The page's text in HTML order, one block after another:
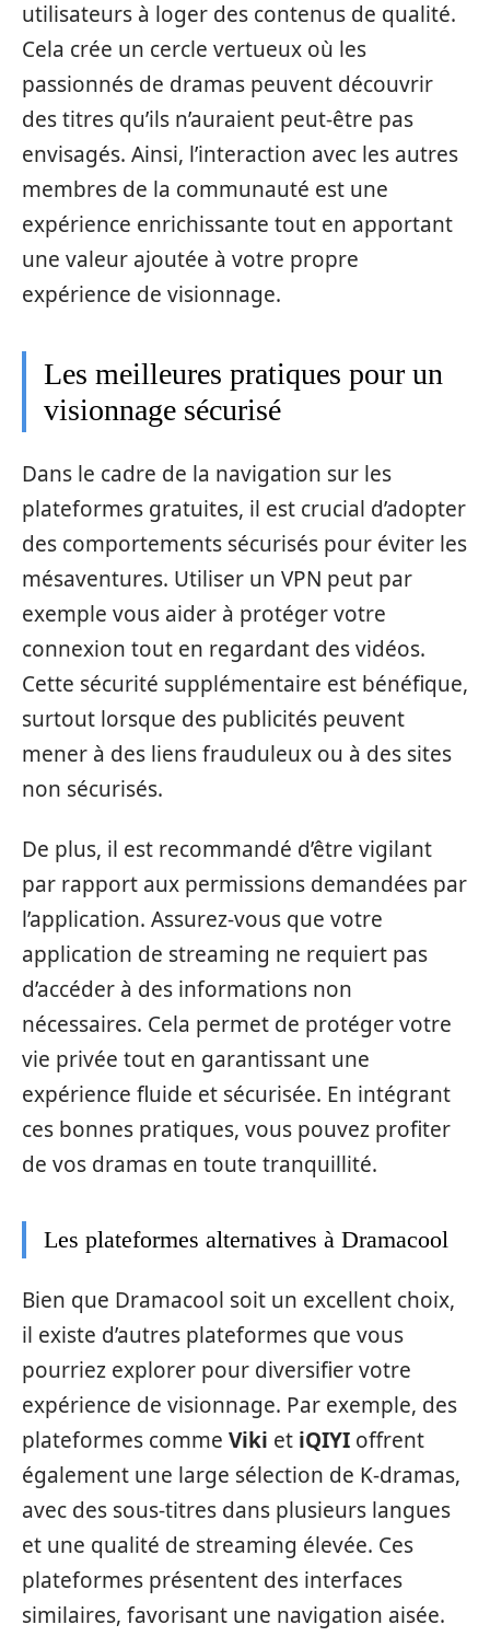
utilisateurs à loger des contenus de qualité.
Cela crée un cercle vertueux où les
passionnés de dramas peuvent découvrir
des titres qu’ils n’auraient peut-être pas
envisagés. Ainsi, l’interaction avec les autres
membres de la communauté est une
expérience enrichissante tout en apportant
une valeur ajoutée à votre propre
expérience de visionnage.
Les meilleures pratiques pour un
visionnage sécurisé
Dans le cadre de la navigation sur les
plateformes gratuites, il est crucial d’adopter
des comportements sécurisés pour éviter les
mésaventures. Utiliser un VPN peut par
exemple vous aider à protéger votre
connexion tout en regardant des vidéos.
Cette sécurité supplémentaire est bénéfique,
surtout lorsque des publicités peuvent
mener à des liens frauduleux ou à des sites
non sécurisés.
De plus, il est recommandé d’être vigilant
par rapport aux permissions demandées par
l’application. Assurez-vous que votre
application de streaming ne requiert pas
d’accéder à des informations non
nécessaires. Cela permet de protéger votre
vie privée tout en garantissant une
expérience fluide et sécurisée. En intégrant
ces bonnes pratiques, vous pouvez profiter
de vos dramas en toute tranquillité.
Les plateformes alternatives à Dramacool
Bien que Dramacool soit un excellent choix,
il existe d’autres plateformes que vous
pourriez explorer pour diversifier votre
expérience de visionnage. Par exemple, des
plateformes comme Viki et iQIYI offrent
également une large sélection de K-dramas,
avec des sous-titres dans plusieurs langues
et une qualité de streaming élevée. Ces
plateformes présentent des interfaces
similaires, favorisant une navigation aisée.